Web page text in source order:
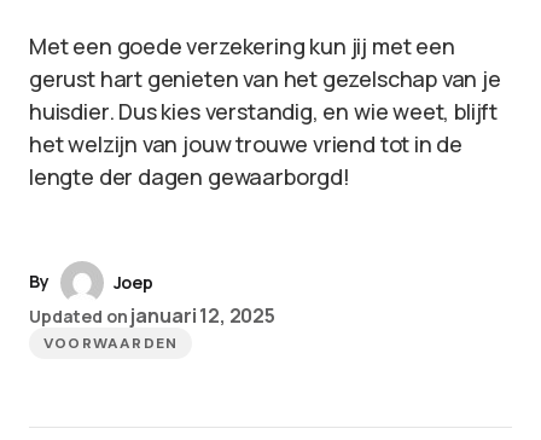
Met een goede verzekering kun jij met een
gerust hart genieten van het gezelschap van je
huisdier. Dus kies verstandig, en wie weet, blijft
het welzijn van jouw trouwe vriend tot in de
lengte der dagen gewaarborgd!
By
Joep
Updated on januari 12, 2025
VOORWAARDEN